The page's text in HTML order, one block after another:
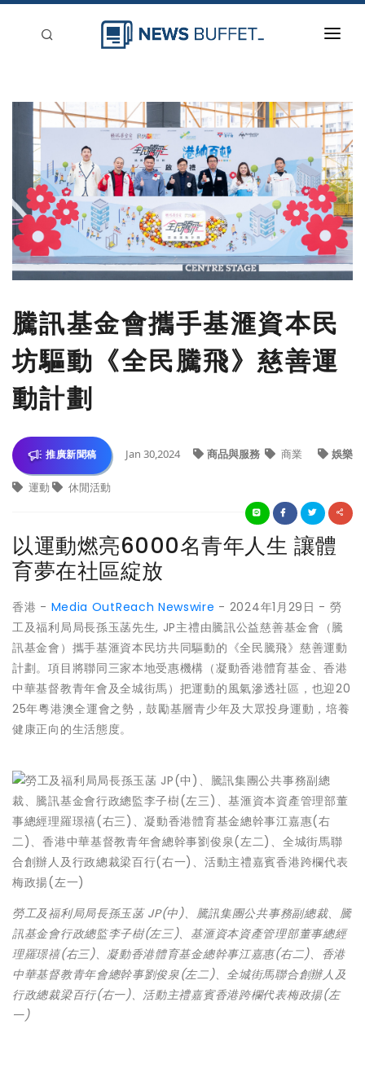
新聞稿分類
刊登
騰訊基金會攜手基滙資本民
坊驅動《全民騰飛》慈善運
動計劃
推廣新聞稿 Jan 30,2024 商品與服務 商業 娛樂
運動 休閒活動
以運動燃亮6000名青年人生 讓體
育夢在社區綻放
香港 - Media OutReach Newswire - 2024年1月29日 - 勞
工及福利局局長孫玉菡先生, JP主禮由騰訊公益慈善基金會（騰
訊基金會）攜手基滙資本民坊共同驅動的《全民騰飛》慈善運動
計劃。項目將聯同三家本地受惠機構（凝動香港體育基金、香港
中華基督教青年會及全城街馬）把運動的風氣滲透社區，也迎20
25年粵港澳全運會之勢，鼓勵基層青少年及大眾投身運動，培養
健康正向的生活態度。
勞工及福利局局長孫玉菡 JP(中)、騰訊集團公共事務副總裁、騰
訊基金會行政總監李子樹(左三)、基滙資本資產管理部董事總經
理羅璟禧(右三)、凝動香港體育基金總幹事江嘉惠(右二)、香港
中華基督教青年會總幹事劉俊泉(左二)、全城街馬聯合創辦人及
行政總裁梁百行(右一)、活動主禮嘉賓香港跨欄代表梅政揚(左
一)